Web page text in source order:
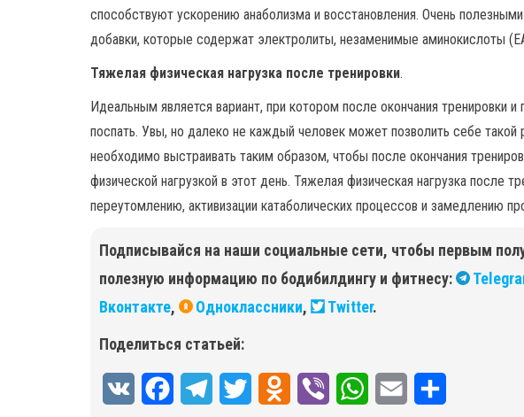
способствуют ускорению анаболизма и восстановления. Очень
добавки, которые содержат электролиты, незаменимые аминокислоты
Тяжелая физическая нагрузка после тренировки.
Идеальным является вариант, при котором после окончания тренировки
поспать. Увы, но далеко не каждый человек может позволить себе
необходимо выстраивать таким образом, чтобы после окончания
физической нагрузкой в этот день. Тяжелая физическая нагрузка после
переутомлению, активизации катаболических процессов и замедлению
Подписывайся на наши социальные сети, чтобы первым
полезную информацию по бодибилдингу и фитнесу:
Вконтакте, Одноклассники, Twitter.
Поделиться статьей: